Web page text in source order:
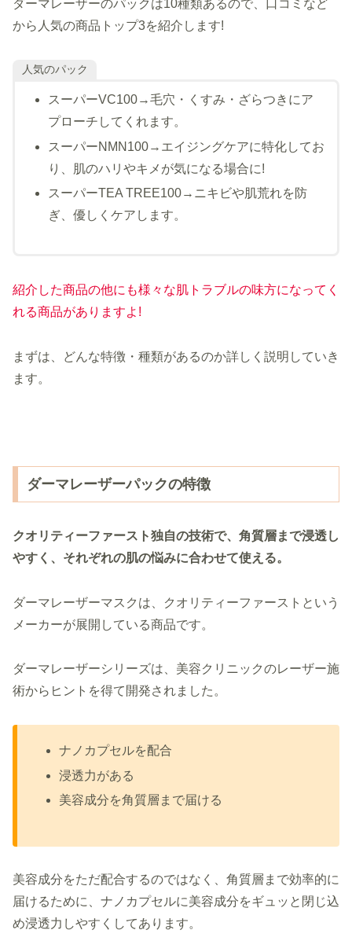
ダーマレーザーのパックは10種類あるので、口コミなど
から人気の商品トップ3を紹介します!
人気のパック
スーパーVC100→毛穴・くすみ・ざらつきにア
プローチしてくれます。
スーパーNMN100→エイジングケアに特化してお
り、肌のハリやキメが気になる場合に!
スーパーTEA TREE100→ニキビや肌荒れを防
ぎ、優しくケアします。
紹介した商品の他にも様々な肌トラブルの味方になってく
れる商品がありますよ!
まずは、どんな特徴・種類があるのか詳しく説明していき
ます。
ダーマレーザーパックの特徴
クオリティーファースト独自の技術で、角質層まで浸透し
やすく、それぞれの肌の悩みに合わせて使える。
ダーマレーザーマスクは、クオリティーファーストという
メーカーが展開している商品です。
ダーマレーザーシリーズは、美容クリニックのレーザー施
術からヒントを得て開発されました。
ナノカプセルを配合
浸透力がある
美容成分を角質層まで届ける
美容成分をただ配合するのではなく、角質層まで効率的に
届けるために、ナノカプセルに美容成分をギュッと閉じ込
め浸透力しやすくしてあります。